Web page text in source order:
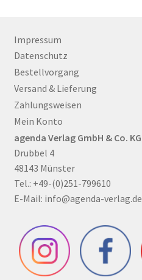
Impressum
Datenschutz
Bestellvorgang
Versand & Lieferung
Zahlungsweisen
Mein Konto
agenda Verlag GmbH & Co. KG
Drubbel 4
48143 Münster
Tel.: +49-(0)251-799610
E-Mail: info@agenda-verlag.de